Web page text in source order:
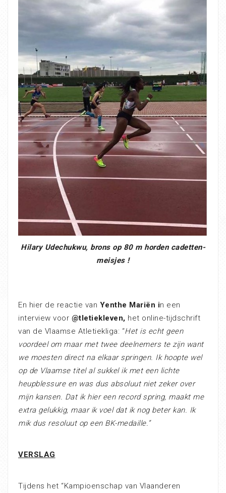
Hilary Udechukwu, brons op 80 m horden cadetten-
meisjes !
En hier de reactie van Yenthe Mariën in een
interview voor @tletiekleven, het online-tijdschrift
van de Vlaamse Atletiekliga: “Het is echt geen
voordeel om maar met twee deelnemers te zijn want
we moesten direct na elkaar springen. Ik hoopte wel
op de Vlaamse titel al sukkel ik met een lichte
heupblessure en was dus absoluut niet zeker over
mijn kansen. Dat ik hier een record spring, maakt me
extra gelukkig, maar ik voel dat ik nog beter kan. Ik
mik dus resoluut op een BK-medaille.”
VERSLAG
Tijdens het “Kampioenschap van Vlaanderen